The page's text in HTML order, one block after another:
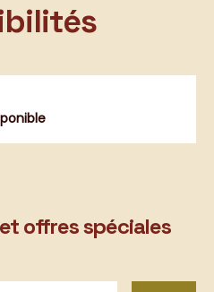
offres spéciales